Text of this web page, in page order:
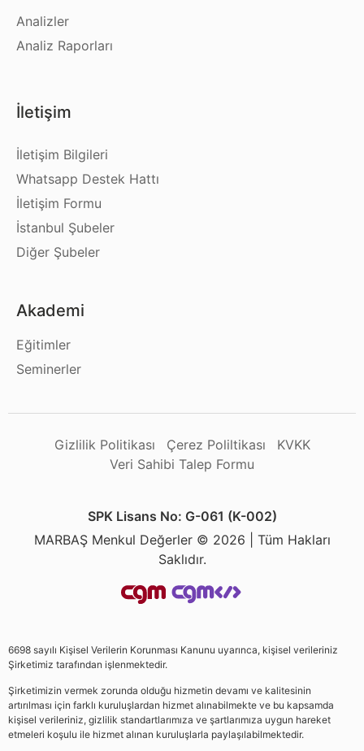
Analizler
Analiz Raporları
İletişim
İletişim Bilgileri
Whatsapp Destek Hattı
İletişim Formu
İstanbul Şubeler
Diğer Şubeler
Akademi
Eğitimler
Seminerler
Gizlilik Politikası Çerez Poliltikası
KVKK
Veri Sahibi Talep Formu
SPK Lisans No: G-061 (K-002)
MARBAŞ Menkul Değerler © 2026 | Tüm Hakları
Saklıdır.
6698 sayılı Kişisel Verilerin Korunması Kanunu uyarınca, kişisel verileriniz
Şirketimiz tarafından işlenmektedir.
Şirketimizin vermek zorunda olduğu hizmetin devamı ve kalitesinin
artırılması için farklı kuruluşlardan hizmet alınabilmekte ve bu kapsamda
kişisel verileriniz, gizlilik standartlarımıza ve şartlarımıza uygun hareket
etmeleri koşulu ile hizmet alınan kuruluşlarla paylaşılabilmektedir.